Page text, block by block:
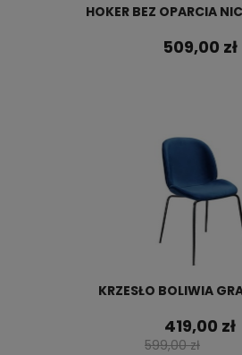
HOKER BEZ OPARCIA
509,00 zł
KRZESŁO BOLIWIA
419,00 zł
599,00 zł